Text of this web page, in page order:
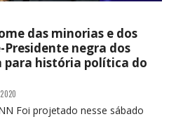
das minorias e dos
negra dos
para história política do
Foi projetado nesse sábado